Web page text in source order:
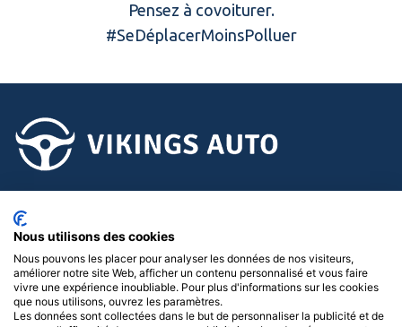
Pensez à covoiturer.
#SeDéplacerMoinsPolluer
Suivez-nous !
Menu
Nous utilisons des cookies
Nous pouvons les placer pour analyser les données de nos visiteurs,
améliorer notre site Web, afficher un contenu personnalisé et vous faire
vivre une expérience inoubliable. Pour plus d'informations sur les cookies
que nous utilisons, ouvrez les paramètres.
Les données sont collectées dans le but de personnaliser la publicité et de